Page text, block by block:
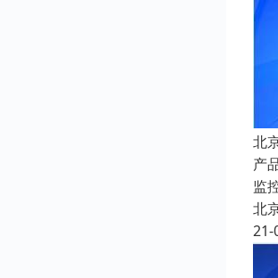
北
产
监
北
21-